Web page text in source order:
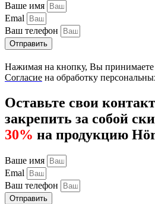
Ваше имя
Emal
Ваш телефон
Отправить
Нажимая на кнопку, Вы принимаете
Согласие на обработку
Оставьте свои
закрепить за собой
30% на продукцию
Ваше имя
Emal
Ваш телефон
Отправить